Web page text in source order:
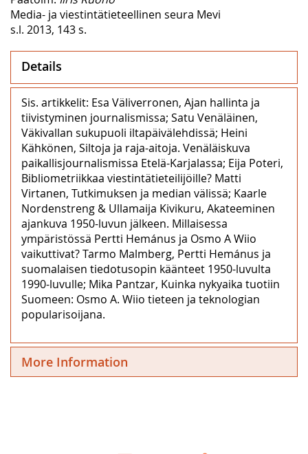
Media- ja viestintätieteellinen seura Mevi
s.l. 2013, 143 s.
Details
Sis. artikkelit: Esa Väliverronen, Ajan hallinta ja
tiivistyminen journalismissa; Satu Venäläinen,
Väkivallan sukupuoli iltapäivälehdissä; Heini
Kähkönen, Siltoja ja raja-aitoja. Venäläiskuva
paikallisjournalismissa Etelä-Karjalassa; Eija Poteri,
Bibliometriikkaa viestintätieteilijöille? Matti
Virtanen, Tutkimuksen ja median välissä; Kaarle
Nordenstreng & Ullamaija Kivikuru, Akateeminen
ajankuva 1950-luvun jälkeen. Millaisessa
ympäristössä Pertti Hemánus ja Osmo A Wiio
vaikuttivat? Tarmo Malmberg, Pertti Hemánus ja
suomalaisen tiedotusopin käänteet 1950-luvulta
1990-luvulle; Mika Pantzar, Kuinka nykyaika tuotiin
Suomeen: Osmo A. Wiio tieteen ja teknologian
popularisoijana.
More Information